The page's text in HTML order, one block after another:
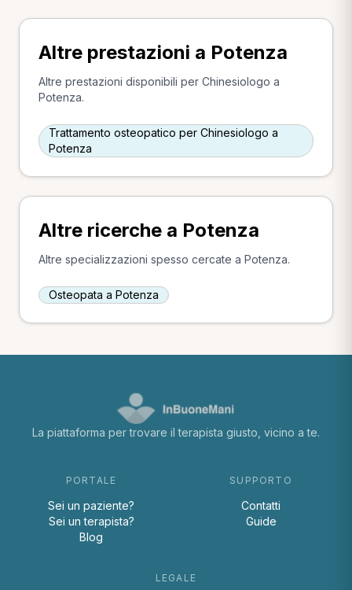
Altre prestazioni a Potenza
Altre prestazioni disponibili per Chinesiologo a
Potenza.
Trattamento osteopatico per Chinesiologo a
Potenza
Altre ricerche a Potenza
Altre specializzazioni spesso cercate a Potenza.
Osteopata a Potenza
La piattaforma per trovare il terapista giusto, vicino a te.
PORTALE
Sei un paziente?
Sei un terapista?
Blog
SUPPORTO
Contatti
Guide
LEGALE